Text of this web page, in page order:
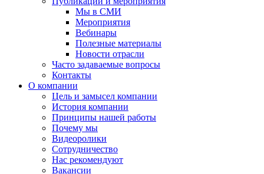
Мы в СМИ
Мероприятия
Вебинары
Полезные материалы
Новости отрасли
Часто задаваемые вопросы
Контакты
О компании
Цель и замысел компании
История компании
Принципы нашей работы
Почему мы
Видеоролики
Сотрудничество
Нас рекомендуют
Вакансии